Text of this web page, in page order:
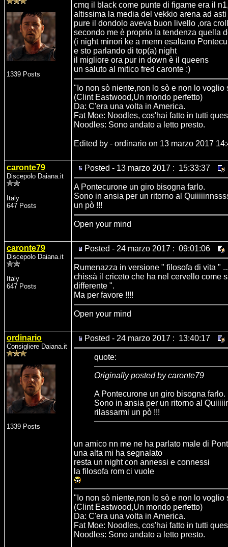
1339 Posts
cmq il black come punte di figame era il
altissima la media del vekkio arena ad
pure il dondolo aveva buon livello ,ora
secondo me è proprio la tendenza quella
(i night minori ke a menn esaltano
e sto parlando di top(a) night
il migliore ora pur in down è il queens
un saluto al mitico fred caronte :)
"Io non sò niente,non lo sò e non lo voglio
(Clint Eastwood,Un mondo perfetto)
Da: C'era una volta in America.
Fat Moe: Noodles, cos'hai fatto in tutti
Noodles: Sono andato a letto presto.
Edited by - ordinario on 13 marzo 2017
caronte79
Discepolo Daiana.it
Italy
647 Posts
Posted - 13 marzo 2017 : 15:33:37
A Pontecurone un giro bisogna farlo.
Sono in ansia per un ritorno al
un pò !!!
Open your mind
caronte79
Discepolo Daiana.it
Italy
647 Posts
Posted - 24 marzo 2017 : 09:01:06
Rumenazza in versione " filosofa di vita "
chissà il criceto che ha nel cervello come
differente ".
Ma per favore !!!!
Open your mind
ordinario
Consigliere Daiana.it
1339 Posts
Posted - 24 marzo 2017 : 13:40:17
quote:
Originally posted by caronte79
A Pontecurone un giro bisogna farlo.
Sono in ansia per un ritorno al
rilassarmi un pò !!!
un amico nn me ne ha parlato male di
una alta mi ha segnalato
resta un night con annessi e connessi
la filosofa rom ci vuole
"Io non sò niente,non lo sò e non lo voglio
(Clint Eastwood,Un mondo perfetto)
Da: C'era una volta in America.
Fat Moe: Noodles, cos'hai fatto in tutti
Noodles: Sono andato a letto presto.